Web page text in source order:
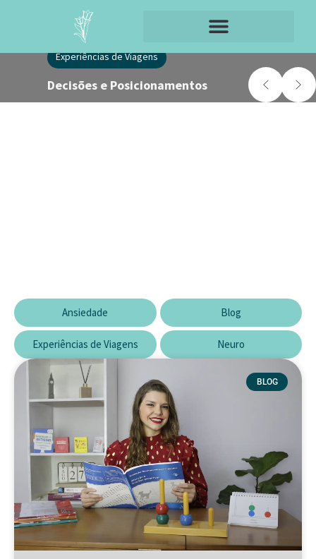
Experiências de Viagens
Decisões e Posicionamentos
Ansiedade Blog
Experiências de Viagens Neuro
BLOG